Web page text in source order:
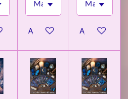
au panierAjouter au panierAjouter au